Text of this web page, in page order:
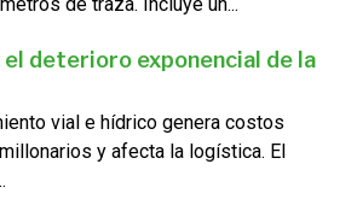
deterioro exponencial de la
vial e hídrico genera costos
y afecta la logística. El